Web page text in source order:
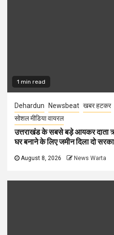
1 min read
Dehardun Newsbeat खबर हटकर
सोशल मीडिया वायरल
उत्तराखंड के सबसे बड़े आयकर दाता
घर बनाने के लिए जमीन दिला दो
August 8, 2026 News Warta